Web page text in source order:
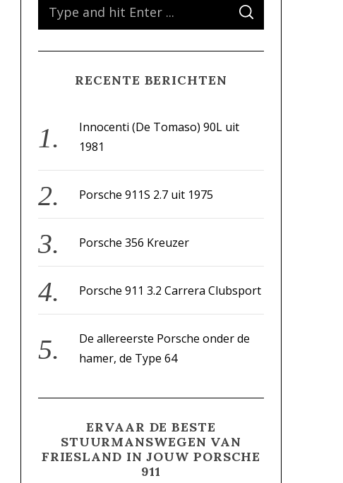
o
S
A
C
RECENTE BERICHTEN
Innocenti (De Tomaso) 90L uit
1981
Porsche 911S 2.7 uit 1975
Porsche 356 Kreuzer
Porsche 911 3.2 Carrera Clubsport
De allereerste Porsche onder de
hamer, de Type 64
ERVAAR DE BESTE
STUURMANSWEGEN VAN
FRIESLAND IN JOUW PORSCHE
911